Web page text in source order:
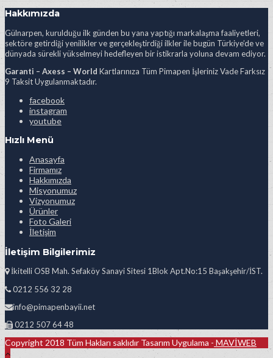
Hakkımızda
Gülnarpen, kurulduğu ilk günden bu yana yaptığı markalaşma faaliyetleri,
sektöre getirdiği yenilikler ve gerçekleştirdiği ilkler ile bugün Türkiye’de ve
dünyada sürekli yükselmeyi hedefleyen bir istikrarla yoluna devam ediyor.
Garanti – Axess – World Kartlarınıza Tüm Pimapen İşleriniz Vade Farksız
9 Taksit Uygulanmaktadır.
facebook
instagram
youtube
Hızlı Menü
Anasayfa
Firmamız
Hakkımızda
Misyonumuz
Vizyonumuz
Ürünler
Foto Galeri
İletişim
İletişim Bilgilerimiz
İkitelli OSB Mah. Sefaköy Sanayi Sitesi 1Blok Apt.No:15 Başakşehir/İST.
0212 556 32 28
info@pimapenbayii.net
0212 507 64 48
Copyright 2018 Tüm Hakları saklıdır Tasarım Uygulama - MAVİWEB